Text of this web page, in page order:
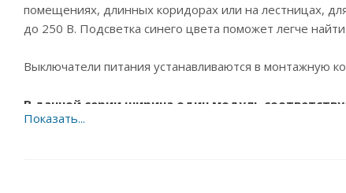
помещениях, длинных коридорах или на лестницах,
до 250 В. Подсветка синего цвета поможет легче
Выключатели питания устанавливаются в монтажную
В данной серии ширина один модуль
немецкого стандарта, ширина два модуля